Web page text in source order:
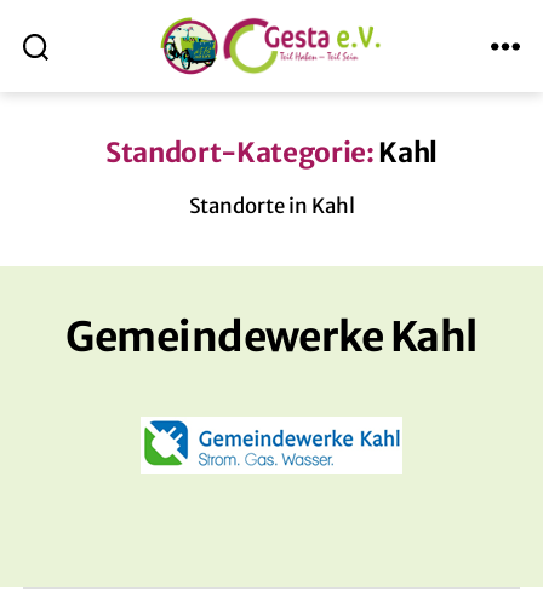
ABmitLara
Standort-Kategorie:Kahl
Standorte in Kahl
Gemeindewerke Kahl